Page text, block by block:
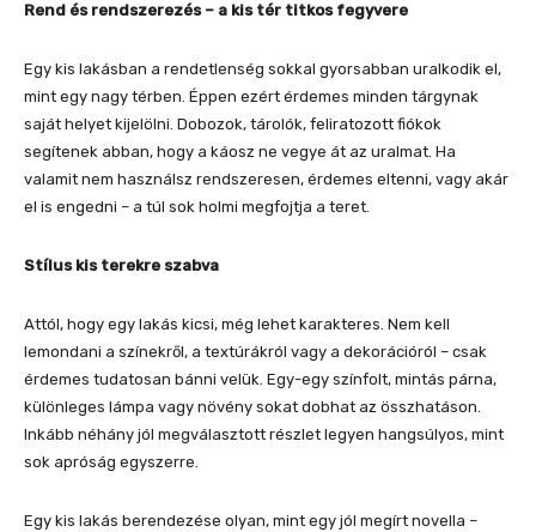
Rend és rendszerezés – a kis tér titkos fegyvere
Egy kis lakásban a rendetlenség sokkal gyorsabban uralkodik el,
mint egy nagy térben. Éppen ezért érdemes minden tárgynak
saját helyet kijelölni. Dobozok, tárolók, feliratozott fiókok
segítenek abban, hogy a káosz ne vegye át az uralmat. Ha
valamit nem használsz rendszeresen, érdemes eltenni, vagy akár
el is engedni – a túl sok holmi megfojtja a teret.
Stílus kis terekre szabva
Attól, hogy egy lakás kicsi, még lehet karakteres. Nem kell
lemondani a színekről, a textúrákról vagy a dekorációról – csak
érdemes tudatosan bánni velük. Egy-egy színfolt, mintás párna,
különleges lámpa vagy növény sokat dobhat az összhatáson.
Inkább néhány jól megválasztott részlet legyen hangsúlyos, mint
sok apróság egyszerre.
Egy kis lakás berendezése olyan, mint egy jól megírt novella –